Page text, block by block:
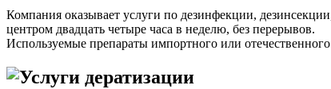
Компания оказывает услуги по дезинфекции,
центром двадцать четыре часа в неделю, без перерывов.
Используемые препараты импортного или